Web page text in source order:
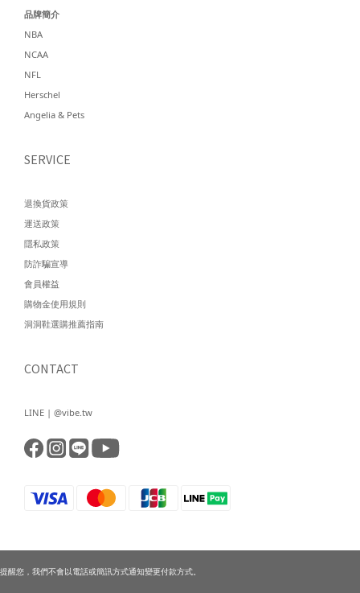
品牌簡介
NBA
NCAA
NFL
Herschel
Angelia & Pets
SERVICE
退換貨政策
運送政策
隱私政策
防詐騙宣導
會員權益
購物金使用規則
洞洞鞋選購推薦指南
CONTACT
LINE | @vibe.tw
提醒您，我們不會以電話或簡訊方式通知變更付款方式。